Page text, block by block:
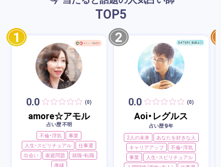
TOP5
1
0.0 (0)
amore☆アモル
占い歴 不明
不倫・浮気
事業
人生・スピリチュアル
仕事運
出会い
家庭問題
就職・転職
復縁
2
0.0 (0)
Aoi・レグルス
占い歴9年
2人の未来
あなたを好きな人
キャリアアップ
不倫・浮気
事業
人生・スピリチュアル